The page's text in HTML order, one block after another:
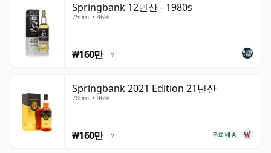
Springbank 12년산 - 1980s
750ml • 46%
₩160만 ?
Springbank 2021 Edition 21년산
700ml • 46%
무료 배송
₩160만 ?